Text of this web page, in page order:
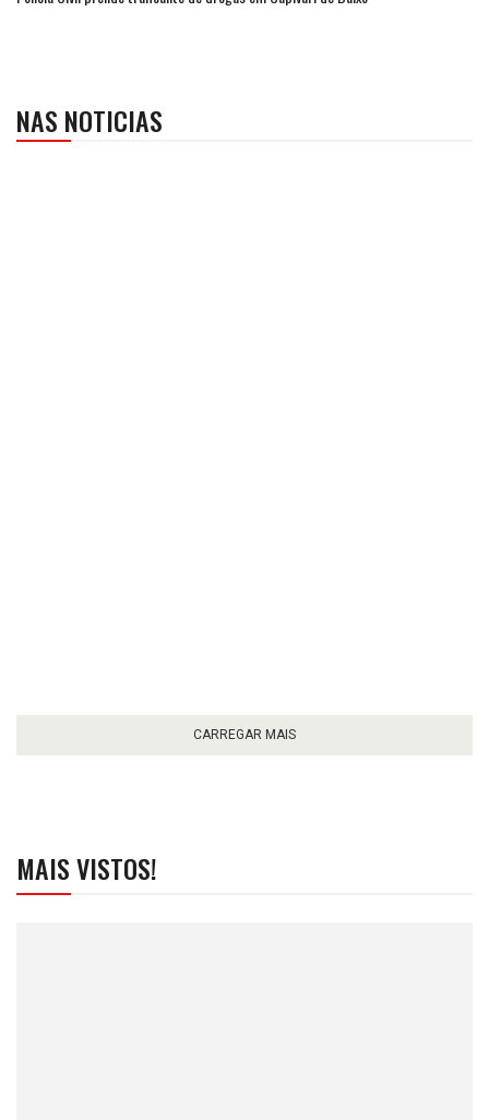
NAS NOTICIAS
CARREGAR MAIS
MAIS VISTOS!